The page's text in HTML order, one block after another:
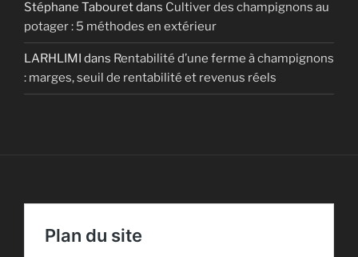
Stéphane Tabouretdans Cultiver des champignons au
potager : 5 méthodes en extérieur
LARHLIMI dans Rentabilité d’une ferme à champignons
: marges, seuil de rentabilité et revenus réels